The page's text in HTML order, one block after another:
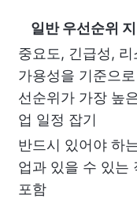
일반 우선순위
중요도, 긴급성, 리
가용성을 기준으
선순위가 가장 높
업 일정 잡기
반드시 있어야 하
업과 있을 수 있는
포함